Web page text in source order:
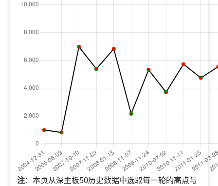
注：本页从深主板50历史数据中选取每一轮的高点与